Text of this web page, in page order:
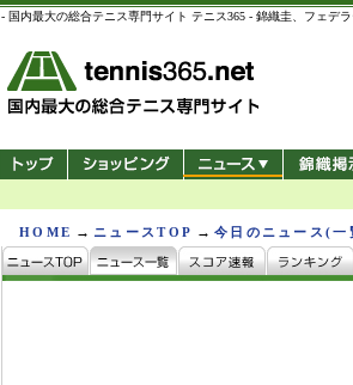
- 国内最大の総合テニス専門サイト テニス365 - 錦織圭、フェデ
HOME → ニュースTOP →今日のニュース(一